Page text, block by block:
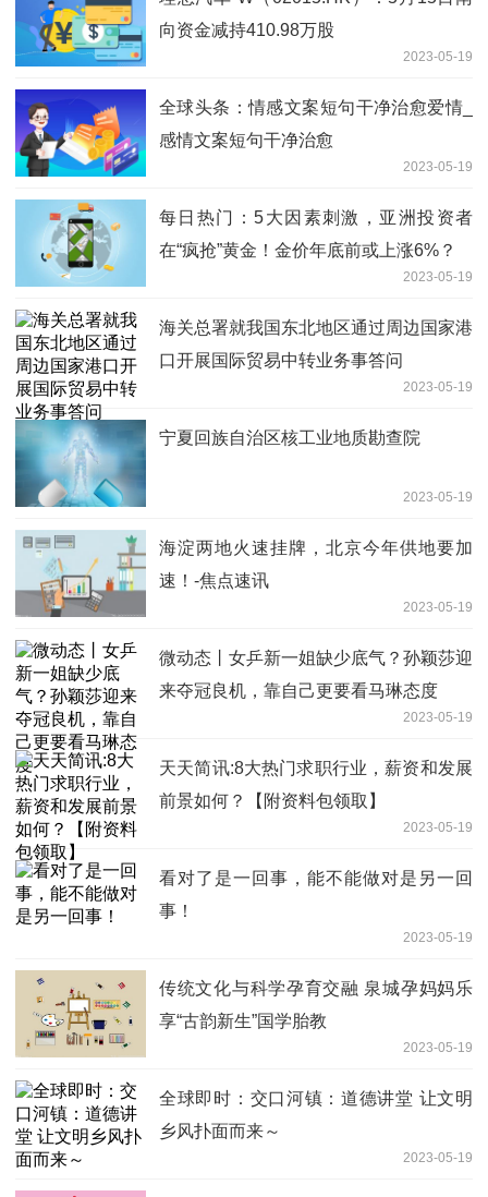
向资金减持410.98万股
2023-05-19
全球头条：情感文案短句干净治愈爱情_
感情文案短句干净治愈
2023-05-19
每日热门：5大因素刺激，亚洲投资者
在“疯抢”黄金！金价年底前或上涨6%？
2023-05-19
海关总署就我国东北地区通过周边国家港
口开展国际贸易中转业务事答问
2023-05-19
宁夏回族自治区核工业地质勘查院
2023-05-19
海淀两地火速挂牌，北京今年供地要加
速！-焦点速讯
2023-05-19
微动态丨女乒新一姐缺少底气？孙颖莎迎
来夺冠良机，靠自己更要看马琳态度
2023-05-19
天天简讯:8大热门求职行业，薪资和发展
前景如何？【附资料包领取】
2023-05-19
看对了是一回事，能不能做对是另一回
事！
2023-05-19
传统文化与科学孕育交融 泉城孕妈妈乐
享“古韵新生”国学胎教
2023-05-19
全球即时：交口河镇：道德讲堂 让文明
乡风扑面而来～
2023-05-19